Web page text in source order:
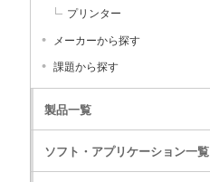
プリンター
メーカーから探す
課題から探す
製品一覧
ソフト・アプリケーション一覧